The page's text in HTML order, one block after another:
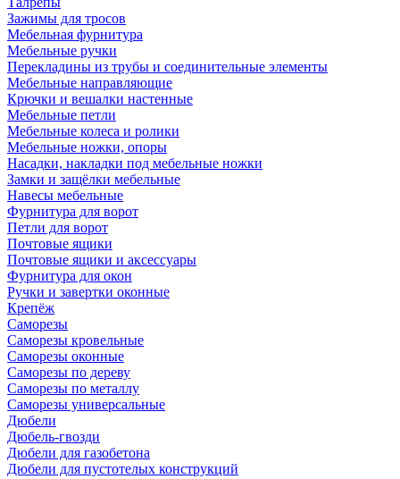
Зажимы для тросов
Мебельная фурнитура
Мебельные ручки
Перекладины из трубы и соединительные элементы
Мебельные направляющие
Крючки и вешалки настенные
Мебельные петли
Мебельные колеса и ролики
Мебельные ножки, опоры
Насадки, накладки под мебельные ножки
Замки и защёлки мебельные
Навесы мебельные
Фурнитура для ворот
Петли для ворот
Почтовые ящики
Почтовые ящики и аксессуары
Фурнитура для окон
Ручки и завертки оконные
Крепёж
Саморезы
Саморезы кровельные
Саморезы оконные
Саморезы по дереву
Саморезы по металлу
Саморезы универсальные
Дюбели
Дюбель-гвозди
Дюбели для газобетона
Дюбели для пустотелых конструкций